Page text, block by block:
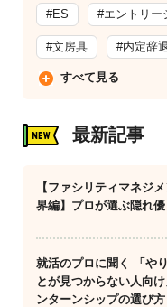
#ES #エントリー
#文房具 #内定辞
すべて見る
最新記事
【ファシリティマネジ
界編】プロが選ぶ隠れ
就活のプロに聞く 「や
とが見つからない人向
ンターンシップの選び方